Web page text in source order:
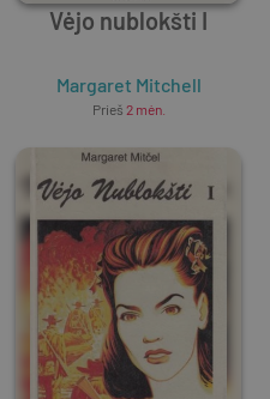
Vėjo nublokšti I
Margaret Mitchell
Prieš 2 mėn.